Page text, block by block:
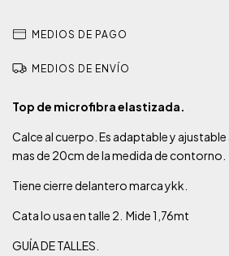
MEDIOS DE PAGO
MEDIOS DE ENVÍO
Top de microfibra elastizada.
Calce al cuerpo. Es adaptable y ajustable
mas de 20cm de la medida de contorno.
Tiene cierre delantero marca ykk.
Cata lo usa en talle 2. Mide 1,76mt
GUÍA DE TALLES.